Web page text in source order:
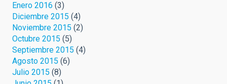
Enero 2016 (3)
Diciembre 2015 (4)
Noviembre 2015 (2)
Octubre 2015 (5)
Septiembre 2015 (4)
Agosto 2015 (6)
Julio 2015 (8)